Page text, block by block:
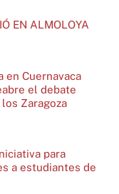
EN ALMOLOYA
en Cuernavaca
el debate
Zaragoza
para
a estudiantes de